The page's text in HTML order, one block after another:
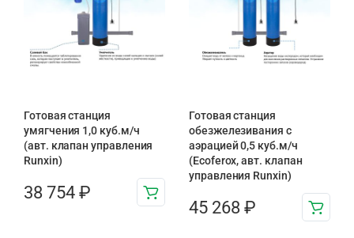
Готовая станция
умягчения 1,0 куб.м/ч
(авт. клапан управления
Runxin)
38 754 ₽
Готовая станция
обезжелезивания c
аэрацией 0,5 куб.м/ч
(Ecoferox, авт. клапан
управления Runxin)
45 268 ₽